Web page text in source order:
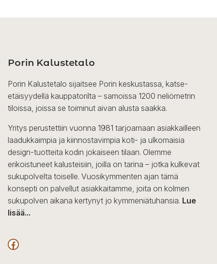
Porin Kalustetalo
Porin Kalustetalo sijaitsee Porin keskustassa, katse-
etäisyydellä kauppatorilta – samoissa 1200 neliömetrin
tiloissa, joissa se toiminut aivan alusta saakka.
Yritys perustettiin vuonna 1981 tarjoamaan asiakkailleen
laadukkaimpia ja kiinnostavimpia koti- ja ulkomaisia
design-tuotteita kodin jokaiseen tilaan. Olemme
erikoistuneet kalusteisiin, joilla on tarina – jotka kulkevat
sukupolvelta toiselle. Vuosikymmenten ajan tämä
konsepti on palvellut asiakkaitamme, joita on kolmen
sukupolven aikana kertynyt jo kymmeniätuhansia. Lue
lisää...
F